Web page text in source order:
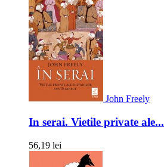
John Freely
In serai. Vietile private ale...
56,19 lei